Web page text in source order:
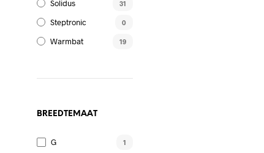
Solidus 31
Steptronic 0
Warmbat 19
BREEDTEMAAT
G 1